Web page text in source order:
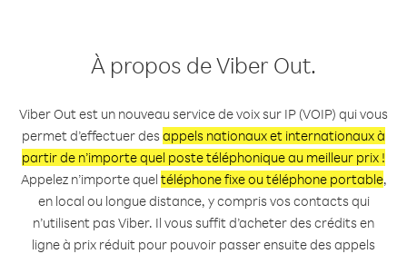
À propos de Viber Out.
Viber Out est un nouveau service de voix sur IP (VOIP) qui vous
permet d’effectuer desappels nationaux et internationaux à
partir de n’importe quel poste téléphonique au meilleur prix !
Appelez n’importe quel téléphone fixe ou téléphone portable,
en local ou longue distance, y compris vos contacts qui
n’utilisent pas Viber. Il vous suffit d’acheter des crédits en
ligne à prix réduit pour pouvoir passer ensuite des appels